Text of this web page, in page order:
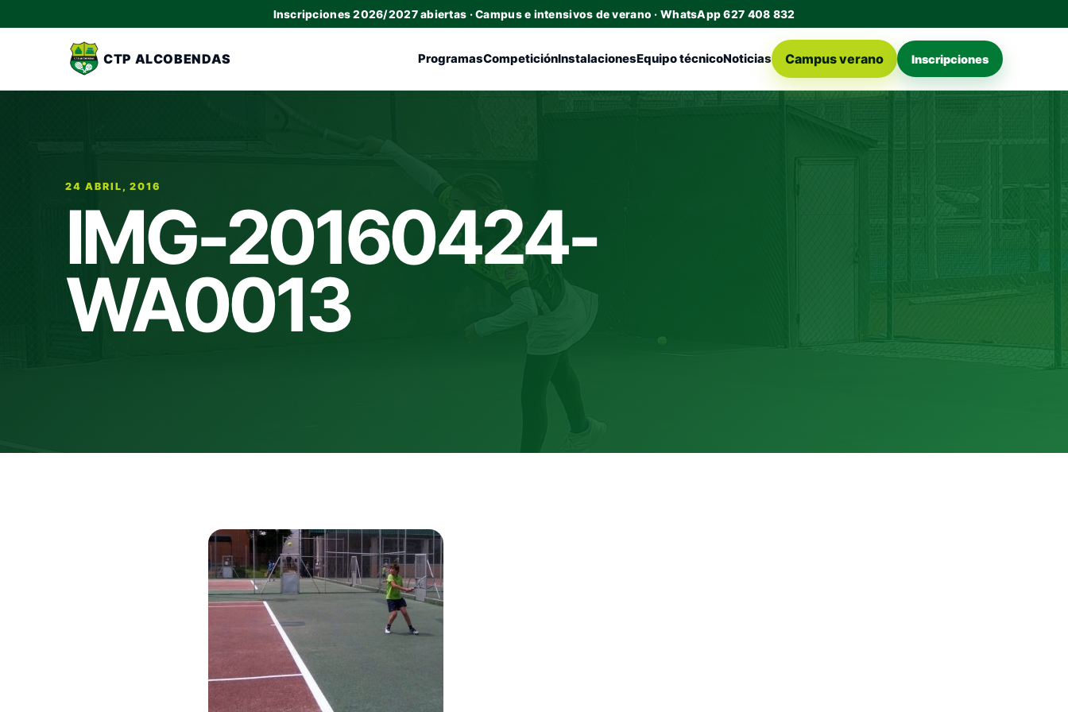
Inscripciones 2026/2027 abiertas · Campus e intensivos de verano · WhatsApp 627 408 832
CTP ALCOBENDAS ProgramasCompeticiónInstalacionesEquipo técnicoNoticias Campus verano Inscripciones
24 ABRIL, 2016
IMG-20160424-
WA0013